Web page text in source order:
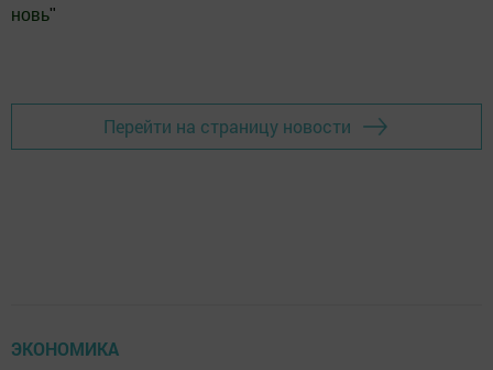
новь"
Перейти на страницу новости
ЭКОНОМИКА